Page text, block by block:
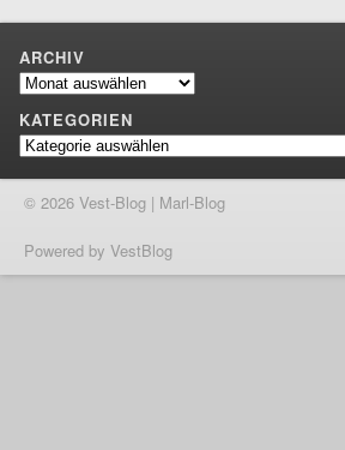
ARCHIV
Archiv
KATEGORIEN
Kategorien
© 2026 Vest-Blog | Marl-Blog
Powered by VestBlog